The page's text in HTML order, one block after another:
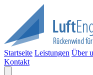
Startseite Leistungen Über
Kontakt